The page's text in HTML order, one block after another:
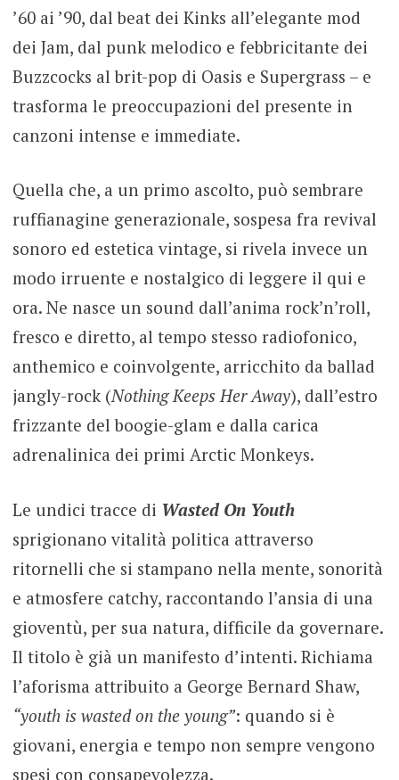
’60 ai ’90, dal beat dei Kinks all’elegante mod
dei Jam, dal punk melodico e febbricitante dei
Buzzcocks al brit-pop di Oasis e Supergrass – e
trasforma le preoccupazioni del presente in
canzoni intense e immediate.
Quella che, a un primo ascolto, può sembrare
ruffianagine generazionale, sospesa fra revival
sonoro ed estetica vintage, si rivela invece un
modo irruente e nostalgico di leggere il qui e
ora. Ne nasce un sound dall’anima rock’n’roll,
fresco e diretto, al tempo stesso radiofonico,
anthemico e coinvolgente, arricchito da ballad
jangly-rock (Nothing Keeps Her Away), dall’estro
frizzante del boogie-glam e dalla carica
adrenalinica dei primi Arctic Monkeys.
Le undici tracce di Wasted On Youth
sprigionano vitalità politica attraverso
ritornelli che si stampano nella mente, sonorità
e atmosfere catchy, raccontando l’ansia di una
gioventù, per sua natura, difficile da governare.
Il titolo è già un manifesto d’intenti. Richiama
l’aforisma attribuito a George Bernard Shaw,
“youth is wasted on the young”: quando si è
giovani, energia e tempo non sempre vengono
spesi con consapevolezza.